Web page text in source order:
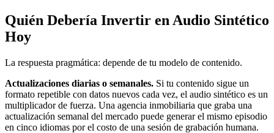
Quién Debería Invertir en Audio Sintético
Hoy
La respuesta pragmática: depende de tu modelo de contenido.
Actualizaciones diarias o semanales. Si tu contenido sigue un
formato repetible con datos nuevos cada vez, el audio sintético es un
multiplicador de fuerza. Una agencia inmobiliaria que graba una
actualización semanal del mercado puede generar el mismo episodio
en cinco idiomas por el costo de una sesión de grabación humana.